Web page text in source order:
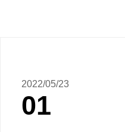
2022/05/23
01